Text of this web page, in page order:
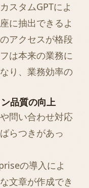
スタムGPTによ
に抽出できるよ
アクセスが格段
は本来の業務に
り、業務効率の
品質の向上
問い合わせ対応
らつきがあっ
の導入によ
文章が作成でき